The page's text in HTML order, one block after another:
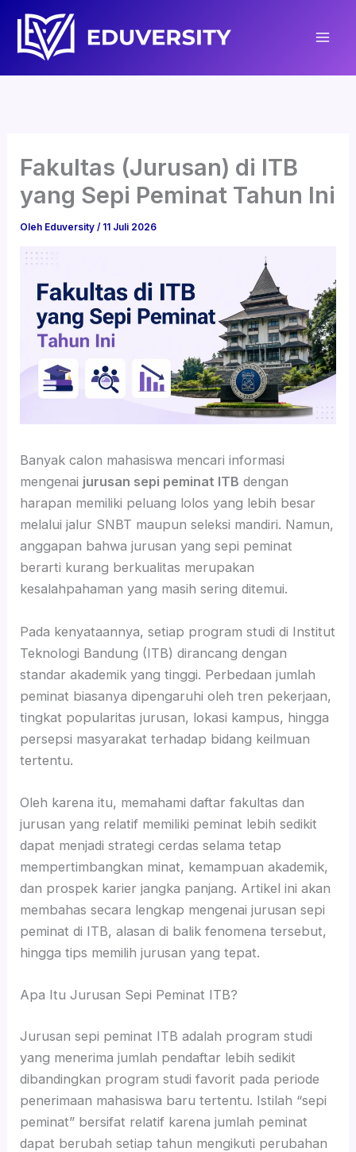
Lewati
konten
Fakultas (Jurusan) di ITB
yang Sepi Peminat Tahun Ini
Oleh Eduversity/ 11 Juli 2026
Banyak calon mahasiswa mencari informasi
mengenai jurusan sepi peminat ITB dengan
harapan memiliki peluang lolos yang lebih besar
melalui jalur SNBT maupun seleksi mandiri. Namun,
anggapan bahwa jurusan yang sepi peminat
berarti kurang berkualitas merupakan
kesalahpahaman yang masih sering ditemui.
Pada kenyataannya, setiap program studi di Institut
Teknologi Bandung (ITB) dirancang dengan
standar akademik yang tinggi. Perbedaan jumlah
peminat biasanya dipengaruhi oleh tren pekerjaan,
tingkat popularitas jurusan, lokasi kampus, hingga
persepsi masyarakat terhadap bidang keilmuan
tertentu.
Oleh karena itu, memahami daftar fakultas dan
jurusan yang relatif memiliki peminat lebih sedikit
dapat menjadi strategi cerdas selama tetap
mempertimbangkan minat, kemampuan akademik,
dan prospek karier jangka panjang. Artikel ini akan
membahas secara lengkap mengenai jurusan sepi
peminat di ITB, alasan di balik fenomena tersebut,
hingga tips memilih jurusan yang tepat.
Apa Itu Jurusan Sepi Peminat ITB?
Jurusan sepi peminat ITB adalah program studi
yang menerima jumlah pendaftar lebih sedikit
dibandingkan program studi favorit pada periode
penerimaan mahasiswa baru tertentu. Istilah “sepi
peminat” bersifat relatif karena jumlah peminat
dapat berubah setiap tahun mengikuti perubahan